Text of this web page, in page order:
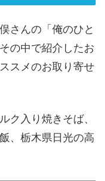
さんの「俺のひと
の中で紹介したお
スメのお取り寄せ
ク入り焼きそば、
、栃木県日光の高